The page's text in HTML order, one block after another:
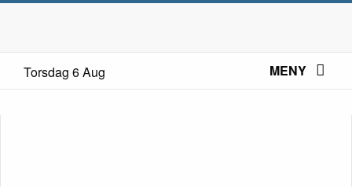
Torsdag 6 Aug MENY